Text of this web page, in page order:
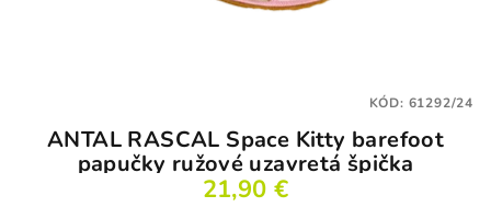
ANTAL RASCAL Space Kitty barefoot
papučky ružové uzavretá špička
21,90 €
KÓD: 61292/24